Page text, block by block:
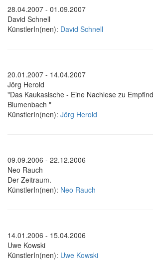
28.04.2007 - 01.09.2007
David Schnell
KünstlerIn(nen): David Schnell
20.01.2007 - 14.04.2007
Jörg Herold
"Das Kaukasische - Eine Nachlese zu
Blumenbach "
KünstlerIn(nen): Jörg Herold
09.09.2006 - 22.12.2006
Neo Rauch
Der Zeitraum.
KünstlerIn(nen): Neo Rauch
14.01.2006 - 15.04.2006
Uwe Kowski
KünstlerIn(nen): Uwe Kowski